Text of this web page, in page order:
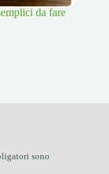
da fare
sono